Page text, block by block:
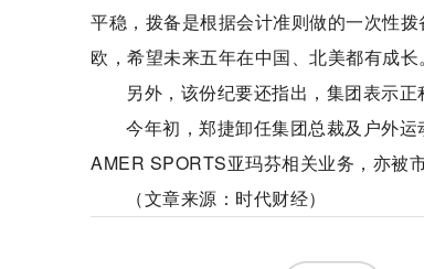
平稳，拨备是根据会计准则做的一次性
欧，希望未来五年在中国、北美都有成长。
另外，该份纪要还指出，集团表示
今年初，郑捷卸任集团总裁及户外
AMER SPORTS亚玛芬相关业务，亦被
（文章来源：时代财经）